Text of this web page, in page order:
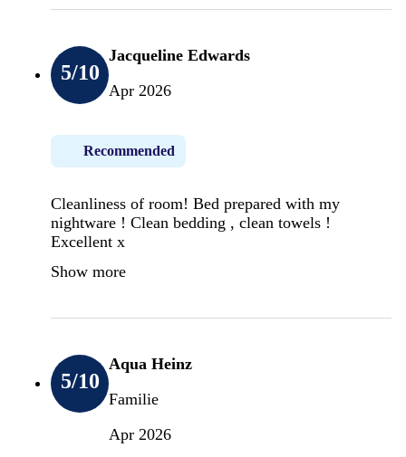
5/10
Jacqueline Edwards
Apr 2026
Recommended
Cleanliness of room! Bed prepared with my
nightware ! Clean bedding , clean towels !
Excellent x
Show more
5/10
Aqua Heinz
Familie
Apr 2026